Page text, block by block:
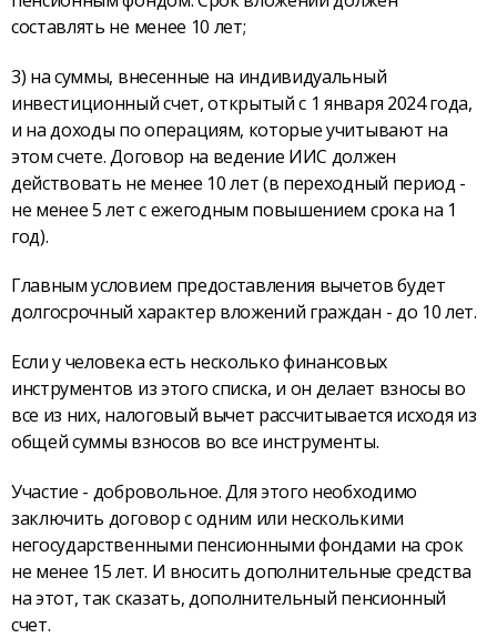
составлять не менее 10 лет;
3) на суммы, внесенные на индивидуальный
инвестиционный счет, открытый с 1 января 2024 года,
и на доходы по операциям, которые учитывают на
этом счете. Договор на ведение ИИС должен
действовать не менее 10 лет (в переходный период -
не менее 5 лет с ежегодным повышением срока на 1
год).
Главным условием предоставления вычетов будет
долгосрочный характер вложений граждан - до 10 лет.
Если у человека есть несколько финансовых
инструментов из этого списка, и он делает взносы во
все из них, налоговый вычет рассчитывается исходя из
общей суммы взносов во все инструменты.
Участие - добровольное. Для этого необходимо
заключить договор с одним или несколькими
негосударственными пенсионными фондами на срок
не менее 15 лет. И вносить дополнительные средства
на этот, так сказать, дополнительный пенсионный
счет.